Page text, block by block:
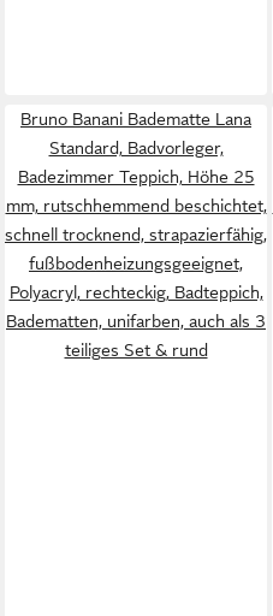
Bruno Banani Badematte Lana
Standard, Badvorleger,
Badezimmer Teppich, Höhe 25
mm, rutschhemmend beschichtet,
schnell trocknend, strapazierfähig,
fußbodenheizungsgeeignet,
Polyacryl, rechteckig, Badteppich,
Badematten, unifarben, auch als 3
teiliges Set & rund